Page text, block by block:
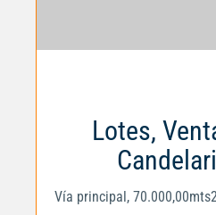
Lotes,
Vía principal,